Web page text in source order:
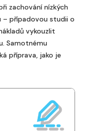
zachování nízkých
– případovou studii o
vykouzlit
Samotnému
příprava, jako je